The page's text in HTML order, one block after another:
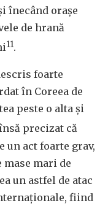
înecând orașe
de hrană
11.
foarte
în Coreea de
peste o alta și
precizat că
un act foarte grav,
mase mari de
un astfel de atac
fiind